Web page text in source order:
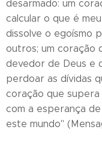
desarmado: um
calcular o que é
dissolve o egoísmo
outros; um coração
devedor de Deus e
perdoar as dívidas
coração que
com a esperança
este mundo"